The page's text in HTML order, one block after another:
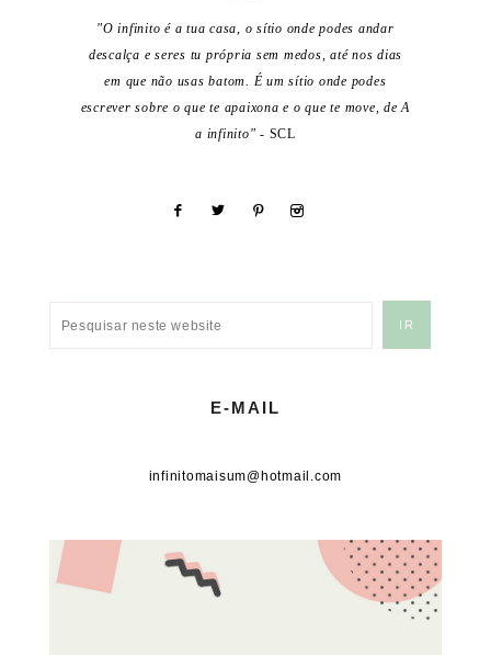
"O infinito é a tua casa, o sítio onde podes andar
descalça e seres tu própria sem medos, até nos dias
em que não usas batom. É um sítio onde podes
escrever sobre o que te apaixona e o que te move, de A
a infinito"- SCL
E-MAIL
infinitomaisum@hotmail.com